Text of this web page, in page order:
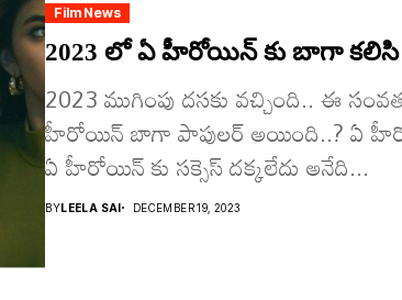
Film News
2023 లో ఏ హీరోయిన్ కు బాగా కలిసి
2023 ముగింపు దసకు వచ్చింది.. ఈ
హీరోయిన్‌ బాగా పాపులర్ అయింది..? ఏ
ఏ హీరోయిన్ కు సక్సెస్ దక్కలేదు అనేది...
BYLEELA SAI DECEMBER 19, 2023